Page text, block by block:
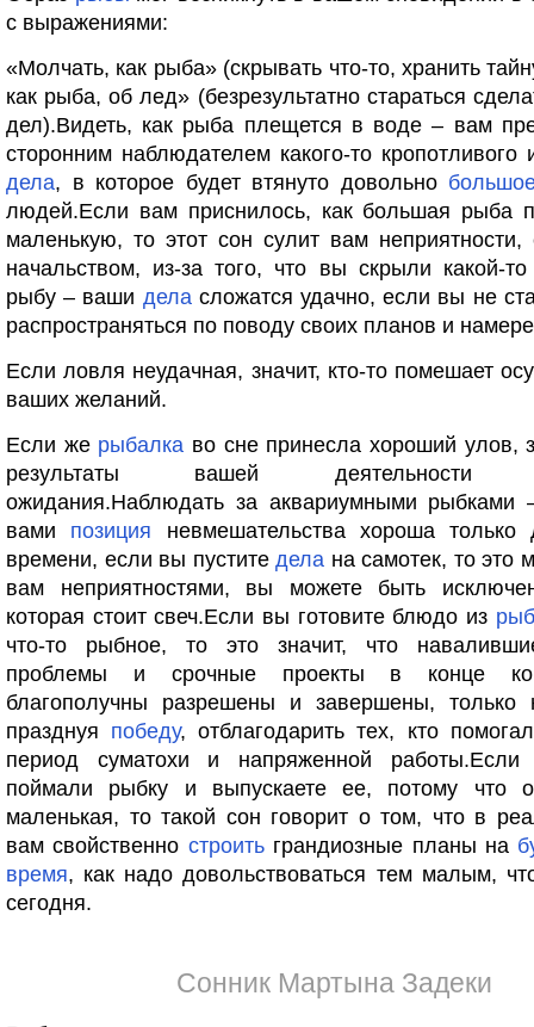
с выражениями:
«Молчать, как рыба» (скрывать что-то, хранить
как рыба, об лед» (безрезультатно стараться
дел).Видеть, как рыба плещется в воде – вам
сторонним наблюдателем какого-то кропотливого
дела, в которое будет втянуто довольно
людей.Если вам приснилось, как большая рыба
маленькую, то этот сон сулит вам неприятности,
начальством, из-за того, что вы скрыли какой-то
рыбу – ваши деласложатся удачно, если вы не
распространяться по поводу своих планов и
Если ловля неудачная, значит, кто-то помешает
ваших желаний.
Если же рыбалка во сне принесла хороший улов,
результаты вашей деятельности
ожидания.Наблюдать за аквариумными рыбками
вами позиция невмешательства хороша
времени, если вы пустите дела на самотек, то это
вам неприятностями, вы можете быть
которая стоит свеч.Если вы готовите блюдо из
что-то рыбное, то это значит, что
проблемы и срочные проекты в конце
благополучны разрешены и завершены, только
празднуя победу, отблагодарить тех, кто
период суматохи и напряженной
поймали рыбку и выпускаете ее, потому что
маленькая, то такой сон говорит о том, что в
вам свойственно строитьграндиозные планы на
время, как надо довольствоваться тем малым,
сегодня.
Сонник Мартына Задеки